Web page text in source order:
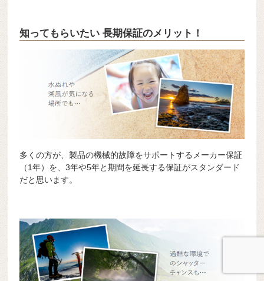
知ってもらいたい 長期保証のメリット！
多くの方が、製品の機械的故障をサポートするメーカー保証
（1年）を、3年や5年と期間を延長する保証がスタンダード
だと思います。